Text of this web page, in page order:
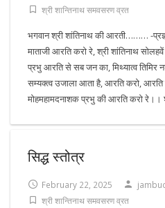
श्री शान्तिनाथ समवसरण व्रत
भगवान श्री शांतिनाथ की आरती……… -
माताजी आरति करो रे, श्री शांतिनाथ
प्रभु आरति से सब जन का, मिथ्यात्व
सम्यक्त्व उजाला आता है, आरति करो,
मोहमहामदनाशक प्रभु की आरति करो रे।।
सिद्ध स्तोत्र
February 22, 2025
श्री शान्तिनाथ समवसरण व्रत